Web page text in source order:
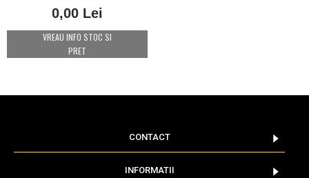
0,00 Lei
VREAU INFO STOC SI
PRET
CONTACT
INFORMATII